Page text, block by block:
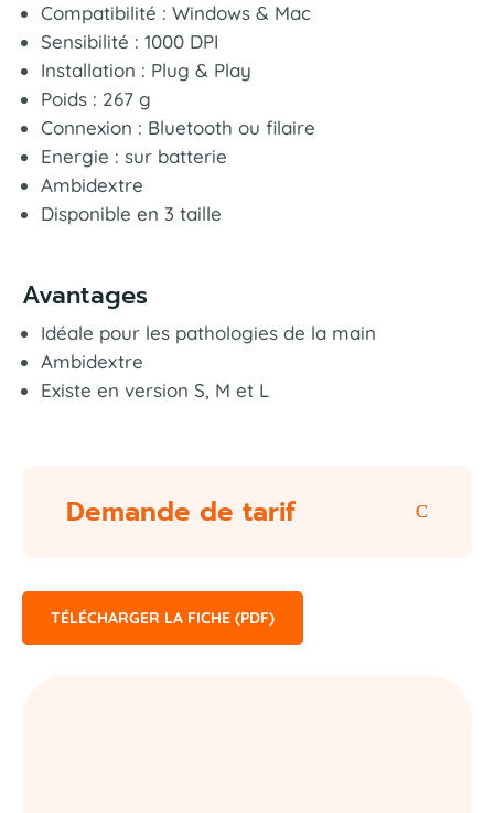
Compatibilité : Windows & Mac
Sensibilité : 1000 DPI
Installation : Plug & Play
Poids : 267 g
Connexion : Bluetooth ou filaire
Energie : sur batterie
Ambidextre
Disponible en 3 taille
Avantages
Idéale pour les pathologies de la main
Ambidextre
Existe en version S, M et L
Demande de tarif
TÉLÉCHARGER LA FICHE (PDF)